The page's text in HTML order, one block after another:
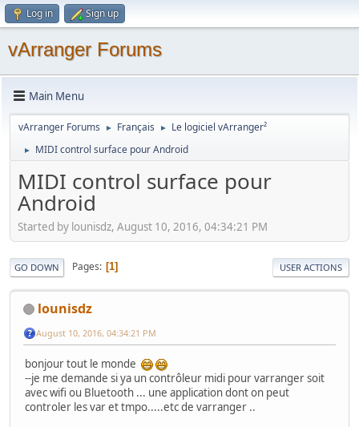
Log in Sign up
vArranger Forums
Main Menu
vArranger Forums ► Français ► Le logiciel vArranger²
► MIDI control surface pour Android
MIDI control surface pour
Android
Started by lounisdz, August 10, 2016, 04:34:21 PM
GO DOWN Pages 1 USER ACTIONS
lounisdz
August 10, 2016, 04:34:21 PM
bonjour tout le monde
--je me demande si ya un contrôleur midi pour varranger soit
avec wifi ou Bluetooth ... une application dont on peut
controler les var et tmpo.....etc de varranger ..